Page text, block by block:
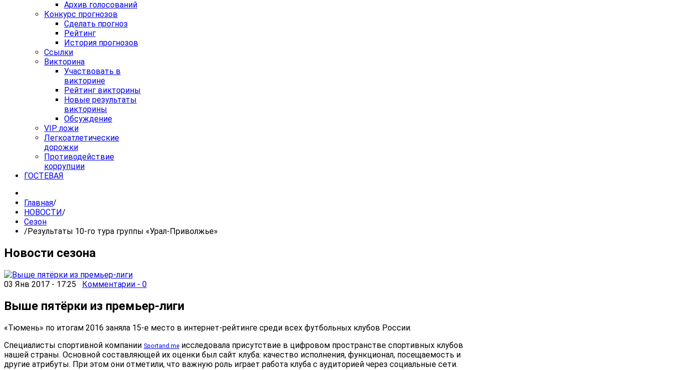
Архив голосований
Конкурс прогнозов
Сделать прогноз
Рейтинг
История прогнозов
Ссылки
Викторина
Участвовать в
викторине
Рейтинг викторины
Новые результаты
викторины
Обсуждение
VIP ложи
Легкоатлетические
дорожки
Противодействие
коррупции
ГОСТЕВАЯ
Главная/
НОВОСТИ/
Сезон
/ Результаты 10-го тура группы «Урал-Приволжье»
Новости сезона
03 Янв 2017 - 17:25 Комментарии - 0
Выше пятёрки из премьер-лиги
«Тюмень» по итогам 2016 заняла 15-е место в интернет-рейтинге среди всех футбольных клубов России.
Специалисты спортивной компании Sportand.me исследовала присутствие в цифровом пространстве спортивных клубов
нашей страны. Основной составляющей их оценки был сайт клуба: качество исполнения, функционал, посещаемость и
другие атрибуты. При этом они отметили, что важную роль играет работа клуба с аудиторией через социальные сети.